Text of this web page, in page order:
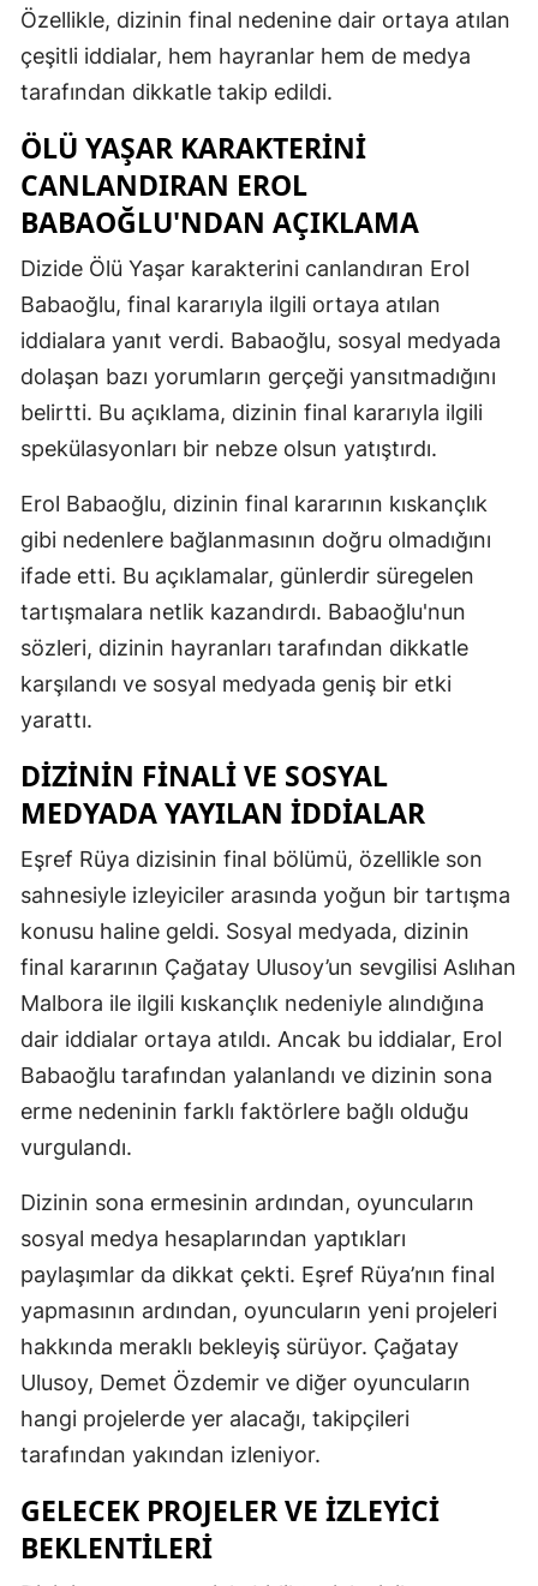
Hakkari
Hatay
İzmir
Kastamonu
Kayseri
Kırşehir
Kocaeli
Konya
Mardin
Muğla
Muş
Nevşehir
Ordu
Sakarya
Siirt
Sinop
Özellikle, dizinin final nedenine dair ortaya atılan
çeşitli iddialar, hem hayranlar hem de medya
tarafından dikkatle takip edildi.
ÖLÜ YAŞAR KARAKTERINI
CANLANDIRAN EROL
BABAOĞLU'NDAN AÇIKLAMA
Dizide Ölü Yaşar karakterini canlandıran Erol
Babaoğlu, final kararıyla ilgili ortaya atılan
iddialara yanıt verdi. Babaoğlu, sosyal medyada
dolaşan bazı yorumların gerçeği yansıtmadığını
belirtti. Bu açıklama, dizinin final kararıyla ilgili
spekülasyonları bir nebze olsun yatıştırdı.
Erol Babaoğlu, dizinin final kararının kıskançlık
gibi nedenlere bağlanmasının doğru olmadığını
ifade etti. Bu açıklamalar, günlerdir süregelen
tartışmalara netlik kazandırdı. Babaoğlu'nun
sözleri, dizinin hayranları tarafından dikkatle
karşılandı ve sosyal medyada geniş bir etki
yarattı.
DIZININ FINALI VE SOSYAL
MEDYADA YAYILAN İDDIALAR
Eşref Rüya dizisinin final bölümü, özellikle son
sahnesiyle izleyiciler arasında yoğun bir tartışma
konusu haline geldi. Sosyal medyada, dizinin
final kararının Çağatay Ulusoy’un sevgilisi Aslıhan
Malbora ile ilgili kıskançlık nedeniyle alındığına
dair iddialar ortaya atıldı. Ancak bu iddialar, Erol
Babaoğlu tarafından yalanlandı ve dizinin sona
erme nedeninin farklı faktörlere bağlı olduğu
vurgulandı.
Dizinin sona ermesinin ardından, oyuncuların
sosyal medya hesaplarından yaptıkları
paylaşımlar da dikkat çekti. Eşref Rüya’nın final
yapmasının ardından, oyuncuların yeni projeleri
hakkında meraklı bekleyiş sürüyor. Çağatay
Ulusoy, Demet Özdemir ve diğer oyuncuların
hangi projelerde yer alacağı, takipçileri
tarafından yakından izleniyor.
GELECEK PROJELER VE İZLEYICI
BEKLENTILERI